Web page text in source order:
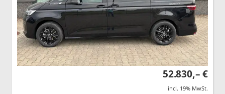
52.830,– €
incl. 19% MwSt.